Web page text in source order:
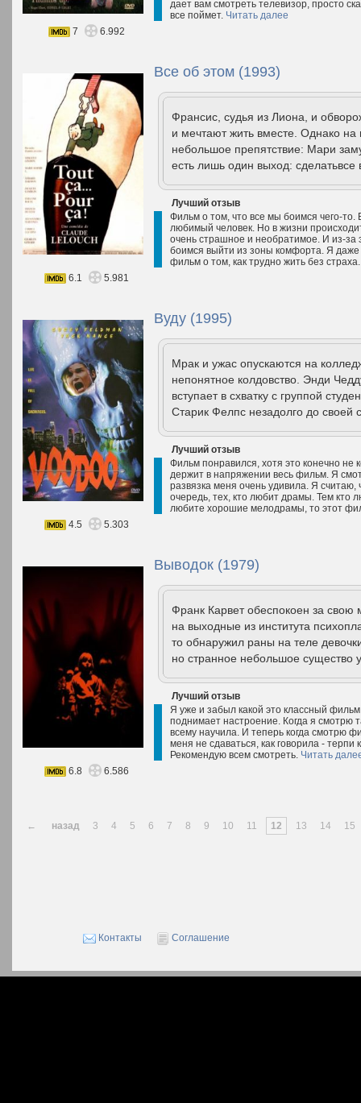
дает вам смотреть телевизор, просто
все поймет. Читать далее
7
6.992
Все об этом (1993)
Франсис, судья из Лиона, и
и мечтают жить вместе. Однако на
небольшое препятствие: Мари
есть лишь один выход:
Лучший отзыв
Фильм о том, что все мы боимся чего-то.
любимый человек. Но в жизни
очень страшное и необратимое. И из-за
боимся выйти из зоны комфорта. Я даже
фильм о том, как трудно жить без
6.1
5.981
Вуду (1995)
Мрак и ужас опускаются на
непонятное колдовство. Энди
вступает в схватку с группой
Старик Фелпс незадолго до своей
Лучший отзыв
Фильм понравился, хотя это конечно не
держит в напряжении весь фильм. Я
развязка меня очень удивила. Я
очередь, тех, кто любит драмы. Тем кто
любите хорошие мелодрамы, то этот
4.5
5.303
Выводок (1979)
Франк Карвет обеспокоен за свою
на выходные из института
то обнаружил раны на теле
но странное небольшое существо
Лучший отзыв
Я уже и забыл какой это классный
поднимает настроение. Когда я смотрю
всему научила. И теперь когда смотрю
меня не сдаваться, как говорила -
Рекомендую всем смотреть. Читать
6.8
6.586
← назад 3 4 5 6 7 8 9 10 11 12 13 14 15
Контакты Соглашение